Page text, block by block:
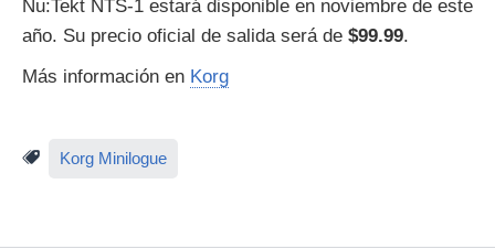
Nu:Tekt NTS-1 estará disponible en noviembre de este
año. Su precio oficial de salida será de $99.99.
Más información en Korg
Korg Minilogue